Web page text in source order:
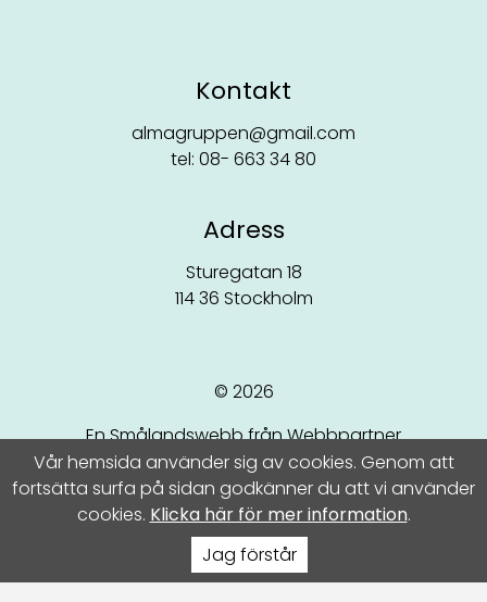
Kontakt
almagruppen@gmail.com
tel: 08- 663 34 80
Adress
Sturegatan 18
114 36 Stockholm
© 2026
En Smålandswebb från Webbpartner
Vår hemsida använder sig av cookies. Genom att
fortsätta surfa på sidan godkänner du att vi använder
cookies. Klicka här för mer information.
Jag förstår